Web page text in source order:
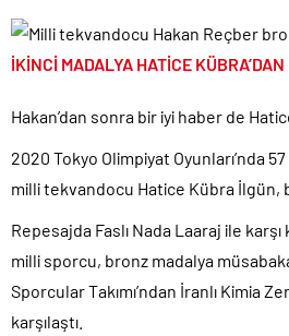
İKİNCİ MADALYA HATİCE KÜBRA’DAN
Hakan’dan sonra bir iyi haber de
2020 Tokyo Olimpiyat Oyunları’nda
milli tekvandocu Hatice Kübra İlgün,
Repesajda Faslı Nada Laaraj ile karşı
milli sporcu, bronz madalya
Sporcular Takımı’ndan İranlı Kimia
karşılaştı.